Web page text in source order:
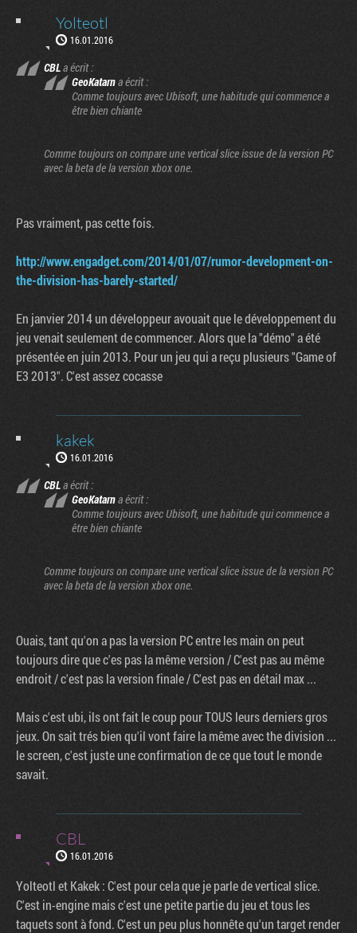
Yolteotl
16.01.2016
CBLa écrit :
GeoKatarna écrit :
Comme toujours avec Ubisoft, une habitude qui commence a
être bien chiante
Comme toujours on compare une vertical slice issue de la version PC
avec la beta de la version xbox one.
Pas vraiment, pas cette fois.
http://www.engadget.com/2014/01/07/rumor-development-on-
the-division-has-barely-started/
En janvier 2014 un développeur avouait que le développement du
jeu venait seulement de commencer. Alors que la "démo" a été
présentée en juin 2013. Pour un jeu qui a reçu plusieurs "Game of
E3 2013". C'est assez cocasse
kakek
16.01.2016
CBLa écrit :
GeoKatarna écrit :
Comme toujours avec Ubisoft, une habitude qui commence a
être bien chiante
Comme toujours on compare une vertical slice issue de la version PC
avec la beta de la version xbox one.
Ouais, tant qu'on a pas la version PC entre les main on peut
toujours dire que c'es pas la même version / C'est pas au même
endroit / c'est pas la version finale / C'est pas en détail max ...
Mais c'est ubi, ils ont fait le coup pour TOUS leurs derniers gros
jeux. On sait trés bien qu'il vont faire la même avec the division ...
le screen, c'est juste une confirmation de ce que tout le monde
savait.
CBL
16.01.2016
Yolteotl et Kakek : C'est pour cela que je parle de vertical slice.
C'est in-engine mais c'est une petite partie du jeu et tous les
taquets sont à fond. C'est un peu plus honnête qu'un target render